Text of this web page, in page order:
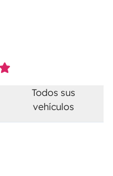
Todos sus
vehículos